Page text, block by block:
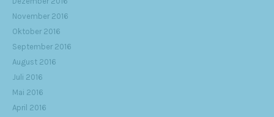
November 2016
Oktober 2016
September 2016
August 2016
Juli 2016
Mai 2016
April 2016